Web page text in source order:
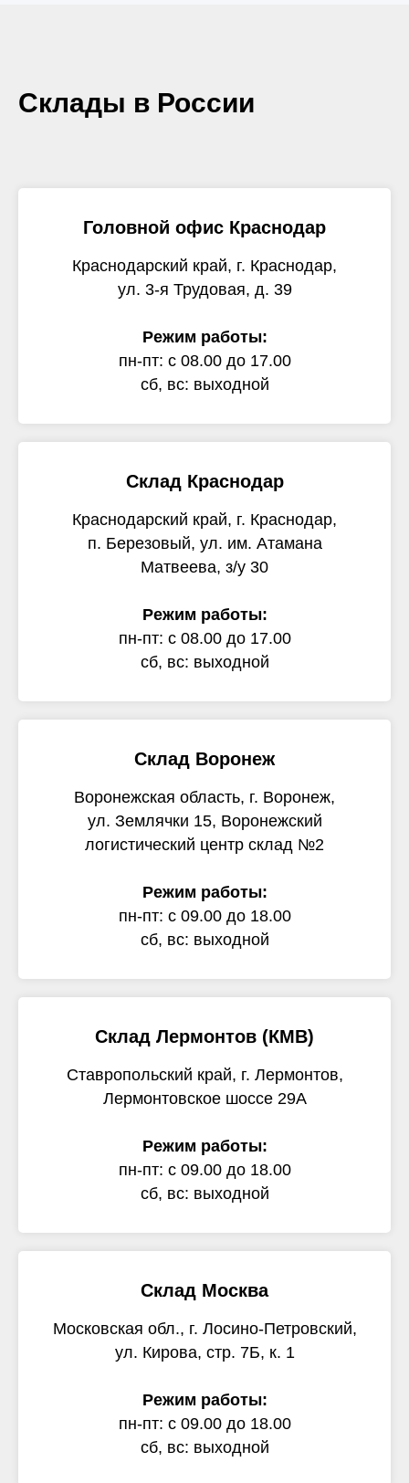
Склады в России
Головной офис Краснодар
Краснодарский край, г. Краснодар,
ул. 3-я Трудовая, д. 39
Режим работы:
пн-пт: с 08.00 до 17.00
сб, вс: выходной
Склад Краснодар
Краснодарский край, г. Краснодар,
п. Березовый, ул. им. Атамана
Матвеева, з/у 30
Режим работы:
пн-пт: с 08.00 до 17.00
сб, вс: выходной
Склад Воронеж
Воронежская область, г. Воронеж,
ул. Землячки 15, Воронежский
логистический центр склад №2
Режим работы:
пн-пт: с 09.00 до 18.00
сб, вс: выходной
Склад Лермонтов (КМВ)
Ставропольский край, г. Лермонтов,
Лермонтовское шоссе 29А
Режим работы:
пн-пт: с 09.00 до 18.00
сб, вс: выходной
Склад Москва
Московская обл., г. Лосино-Петровский,
ул. Кирова, стр. 7Б, к. 1
Режим работы:
пн-пт: с 09.00 до 18.00
сб, вс: выходной